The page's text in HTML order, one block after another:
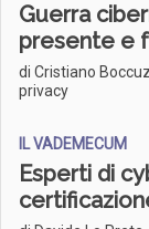
Guerra
presente e
di Cristiano
privacy
IL VADEMECUM
Esperti di